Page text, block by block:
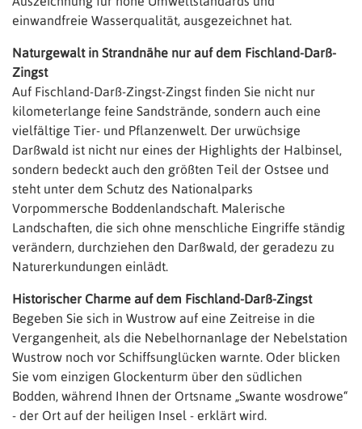
einwandfreie Wasserqualität, ausgezeichnet hat.
Naturgewalt in Strandnähe nur auf dem Fischland-Darß-
Zingst
Auf Fischland-Darß-Zingst-Zingst finden Sie nicht nur
kilometerlange feine Sandstrände, sondern auch eine
vielfältige Tier- und Pflanzenwelt. Der urwüchsige
Darßwald ist nicht nur eines der Highlights der Halbinsel,
sondern bedeckt auch den größten Teil der Ostsee und
steht unter dem Schutz des Nationalparks
Vorpommersche Boddenlandschaft. Malerische
Landschaften, die sich ohne menschliche Eingriffe ständig
verändern, durchziehen den Darßwald, der geradezu zu
Naturerkundungen einlädt.
Historischer Charme auf dem Fischland-Darß-Zingst
Begeben Sie sich in Wustrow auf eine Zeitreise in die
Vergangenheit, als die Nebelhornanlage der Nebelstation
Wustrow noch vor Schiffsunglücken warnte. Oder blicken
Sie vom einzigen Glockenturm über den südlichen
Bodden, während Ihnen der Ortsname „Swante wosdrowe“
- der Ort auf der heiligen Insel - erklärt wird.